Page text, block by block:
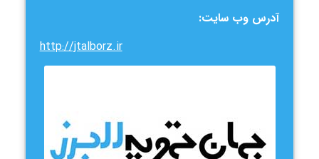
آدرس وب سایت:
http://jtalborz.ir